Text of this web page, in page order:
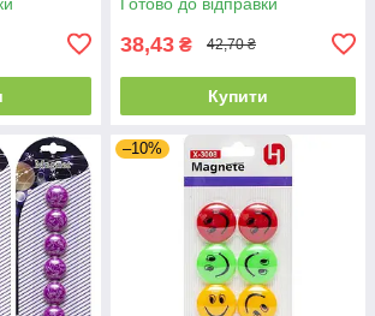
38,43 ₴ 42,70 ₴
Купити
–10%